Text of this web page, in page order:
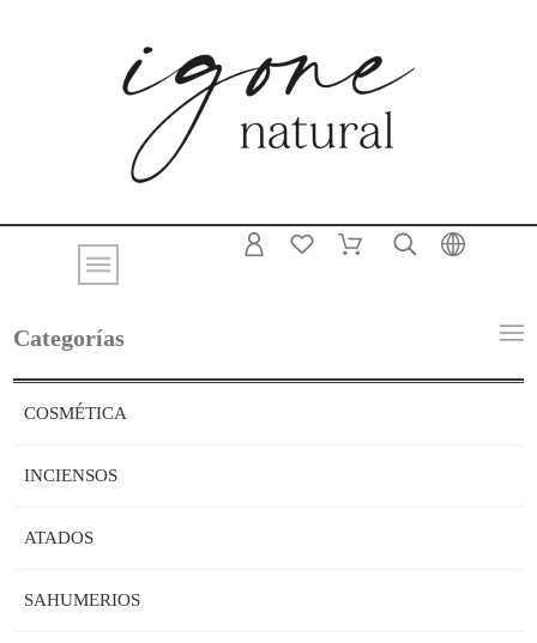
Categorías
COSMÉTICA
INCIENSOS
ATADOS
SAHUMERIOS